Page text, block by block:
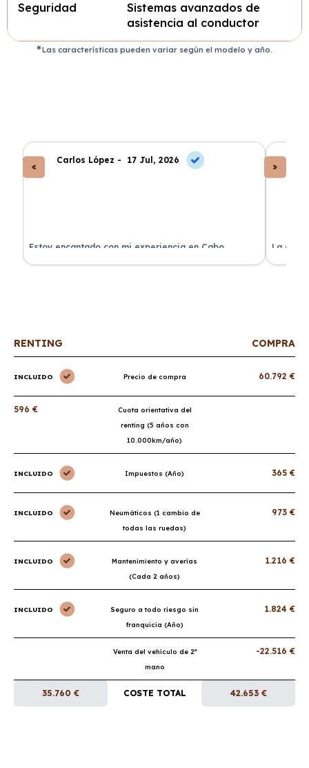
Seguridad
Sistemas avanzados de
asistencia al conductor
Las características pueden variar según el modelo y año.
Carlos López - 17 Jul, 2026
Estoy encantado con mi experiencia en Cabo
Renting. El coche llegó en perfectas condiciones y sin
La
de
RENTING COMPRA
INCLUIDO Precio de compra 60.792 €
596 €
Cuota orientativa del
renting (5 años con
10.000km/año)
INCLUIDO Impuestos (Año) 365 €
INCLUIDO
Neumáticos (1 cambio de
todas las ruedas)
973 €
INCLUIDO
Mantenimiento y averías
(Cada 2 años)
1.216 €
INCLUIDO
Seguro a todo riesgo sin
franquicia (Año)
1.824 €
Venta del vehículo de 2ª
mano
-22.516 €
35.760 € COSTE TOTAL 42.653 €